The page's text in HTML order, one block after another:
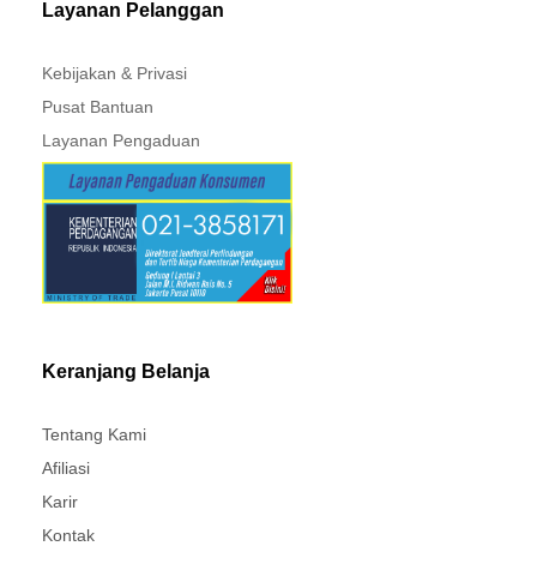
Layanan Pelanggan
Kebijakan & Privasi
Pusat Bantuan
Layanan Pengaduan
Keranjang Belanja
Tentang Kami
Afiliasi
Karir
Kontak